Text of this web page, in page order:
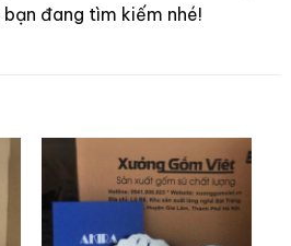
đang tìm kiếm nhé!